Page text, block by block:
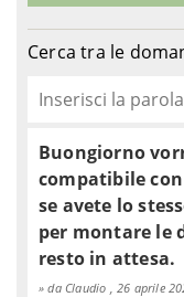
Cerca tra le
Buongiorno
compatibile con
se avete lo
per montare le
resto in attesa.
da Claudio , 26 aprile